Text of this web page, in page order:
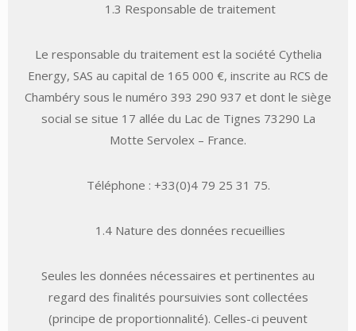
1.3 Responsable de traitement
Le responsable du traitement est la société Cythelia
Energy, SAS au capital de 165 000 €, inscrite au RCS de
Chambéry sous le numéro 393 290 937 et dont le siège
social se situe 17 allée du Lac de Tignes 73290 La
Motte Servolex – France.
Téléphone : +33(0)4 79 25 31 75.
1.4 Nature des données recueillies
Seules les données nécessaires et pertinentes au
regard des finalités poursuivies sont collectées
(principe de proportionnalité). Celles-ci peuvent